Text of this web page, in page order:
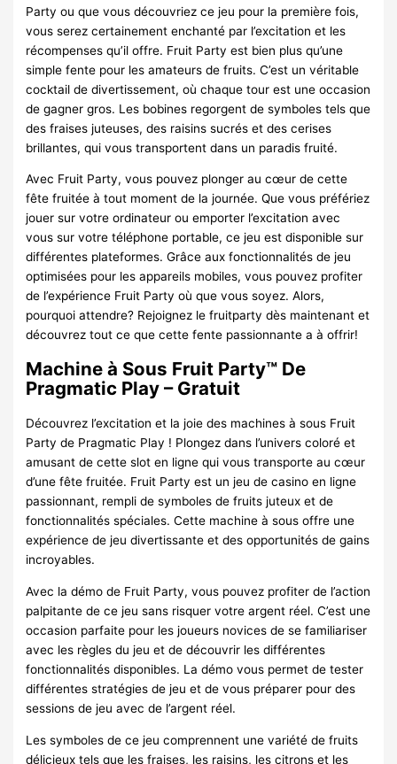
Party ou que vous découvriez ce jeu pour la première fois,
vous serez certainement enchanté par l’excitation et les
récompenses qu’il offre. Fruit Party est bien plus qu’une
simple fente pour les amateurs de fruits. C’est un véritable
cocktail de divertissement, où chaque tour est une occasion
de gagner gros. Les bobines regorgent de symboles tels que
des fraises juteuses, des raisins sucrés et des cerises
brillantes, qui vous transportent dans un paradis fruité.
Avec Fruit Party, vous pouvez plonger au cœur de cette
fête fruitée à tout moment de la journée. Que vous préfériez
jouer sur votre ordinateur ou emporter l’excitation avec
vous sur votre téléphone portable, ce jeu est disponible sur
différentes plateformes. Grâce aux fonctionnalités de jeu
optimisées pour les appareils mobiles, vous pouvez profiter
de l’expérience Fruit Party où que vous soyez. Alors,
pourquoi attendre? Rejoignez le fruitparty dès maintenant et
découvrez tout ce que cette fente passionnante a à offrir!
Machine à Sous Fruit Party™ De
Pragmatic Play – Gratuit
Découvrez l’excitation et la joie des machines à sous Fruit
Party de Pragmatic Play ! Plongez dans l’univers coloré et
amusant de cette slot en ligne qui vous transporte au cœur
d’une fête fruitée. Fruit Party est un jeu de casino en ligne
passionnant, rempli de symboles de fruits juteux et de
fonctionnalités spéciales. Cette machine à sous offre une
expérience de jeu divertissante et des opportunités de gains
incroyables.
Avec la démo de Fruit Party, vous pouvez profiter de l’action
palpitante de ce jeu sans risquer votre argent réel. C’est une
occasion parfaite pour les joueurs novices de se familiariser
avec les règles du jeu et de découvrir les différentes
fonctionnalités disponibles. La démo vous permet de tester
différentes stratégies de jeu et de vous préparer pour des
sessions de jeu avec de l’argent réel.
Les symboles de ce jeu comprennent une variété de fruits
délicieux tels que les fraises, les raisins, les citrons et les